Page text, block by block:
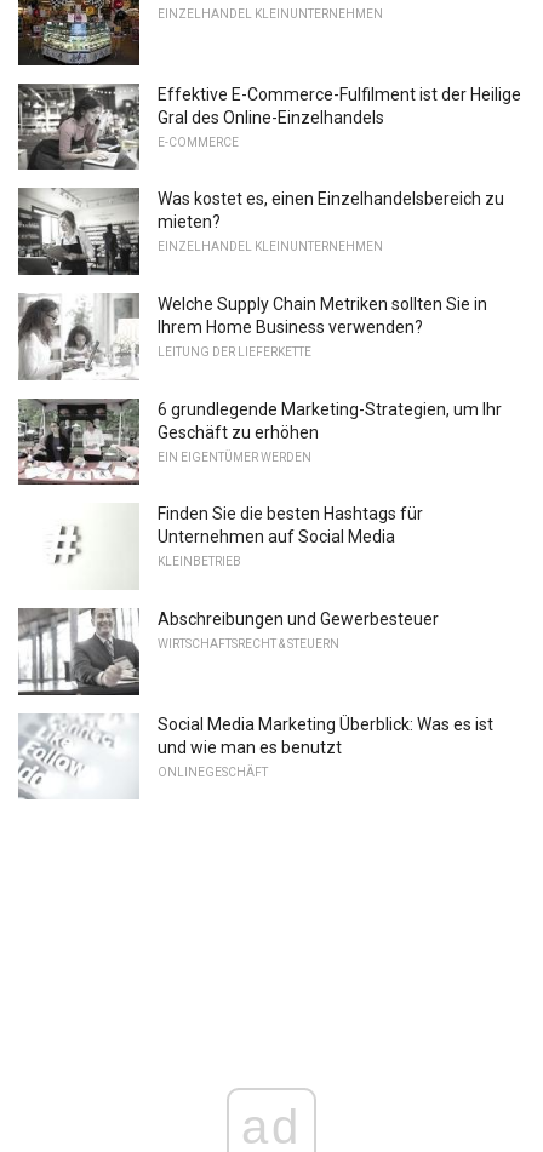
EINZELHANDEL KLEINUNTERNEHMEN
Effektive E-Commerce-Fulfilment ist der Heilige
Gral des Online-Einzelhandels
E-COMMERCE
Was kostet es, einen Einzelhandelsbereich zu
mieten?
EINZELHANDEL KLEINUNTERNEHMEN
Welche Supply Chain Metriken sollten Sie in
Ihrem Home Business verwenden?
LEITUNG DER LIEFERKETTE
6 grundlegende Marketing-Strategien, um Ihr
Geschäft zu erhöhen
EIN EIGENTÜMER WERDEN
Finden Sie die besten Hashtags für
Unternehmen auf Social Media
KLEINBETRIEB
Abschreibungen und Gewerbesteuer
WIRTSCHAFTSRECHT & STEUERN
Social Media Marketing Überblick: Was es ist
und wie man es benutzt
ONLINEGESCHÄFT
ad